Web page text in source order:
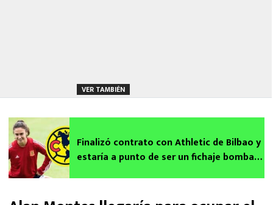
VER TAMBIÉN
Finalizó contrato con Athletic de Bilbao y
estaría a punto de ser un fichaje bomba